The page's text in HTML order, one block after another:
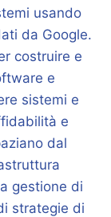
usando
da Google.
costruire e
e
sistemi e
e
dal
gestione di
strategie di